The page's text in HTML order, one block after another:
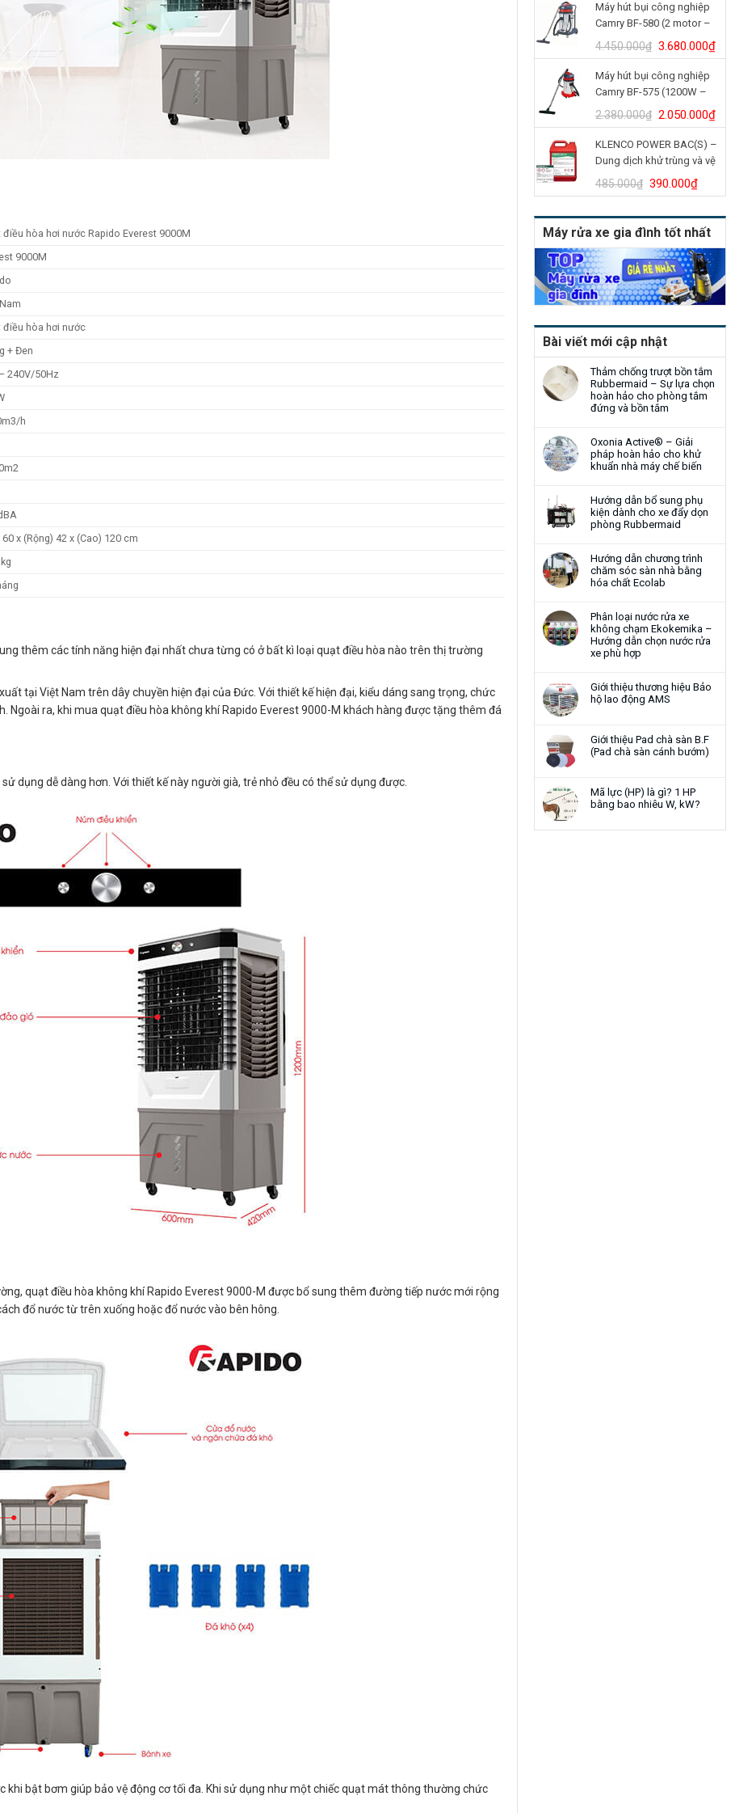
là:
4.900.000₫.
Máy hút bụi công nghiệp
Camry BF-580 (2 motor –
70L)
4.450.000₫ Giá
gốc
là:
4.450.000₫.
3.680.000₫Giá
hiện
Máy hút bụi công nghiệp
Camry BF-575 (1200W –
30L)
2.380.000₫ Giá
gốc
là:
2.380.000₫.
2.050.000₫Giá
hiện
tại
là:
KLENCO POWER BAC(S) –
Dung dịch khử trùng và vệ
sinh bồn cầu (Can 5L)
485.000₫ Giá
gốc
là:
485.000₫.
390.000₫Giá
hiện
tại
là:
Máy rửa xe gia đình tốt nhất
Bài viết mới cập nhật
Thảm chống trượt bồn tắm
Rubbermaid – Sự lựa chọn
hoàn hảo cho phòng tắm
đứng và bồn tắm
Oxonia Active® – Giải
pháp hoàn hảo cho khử
khuẩn nhà máy chế biến
Hướng dẫn bổ sung phụ
kiện dành cho xe đẩy dọn
phòng Rubbermaid
Hướng dẫn chương trình
chăm sóc sàn nhà bằng
hóa chất Ecolab
Phân loại nước rửa xe
không chạm Ekokemika –
Hướng dẫn chọn nước rửa
xe phù hợp
Giới thiệu thương hiệu Bảo
hộ lao động AMS
Giới thiệu Pad chà sàn B.F
(Pad chà sàn cánh bướm)
Mã lực (HP) là gì? 1 HP
bằng bao nhiêu W, kW?
điều hòa hơi nước Rapido Everest 9000M
9000M
điều hòa hơi nước
+ Đen
240V/50Hz
h
60 x (Rộng) 42 x (Cao) 120 cm
thêm các tính năng hiện đại nhất chưa từng có ở bất kì loại quạt điều hòa nào trên thị trường
tại Việt Nam trên dây chuyền hiện đại của Đức. Với thiết kế hiện đại, kiểu dáng sang trọng, chức
Ngoài ra, khi mua quạt điều hòa không khí Rapido Everest 9000-M khách hàng được tặng thêm đá
dụng dễ dàng hơn. Với thiết kế này người già, trẻ nhỏ đều có thể sử dụng được.
quạt điều hòa không khí Rapido Everest 9000-M được bổ sung thêm đường tiếp nước mới rộng
đổ nước từ trên xuống hoặc đổ nước vào bên hông.
bật bơm giúp bảo vệ động cơ tối đa. Khi sử dụng như một chiếc quạt mát thông thường chức